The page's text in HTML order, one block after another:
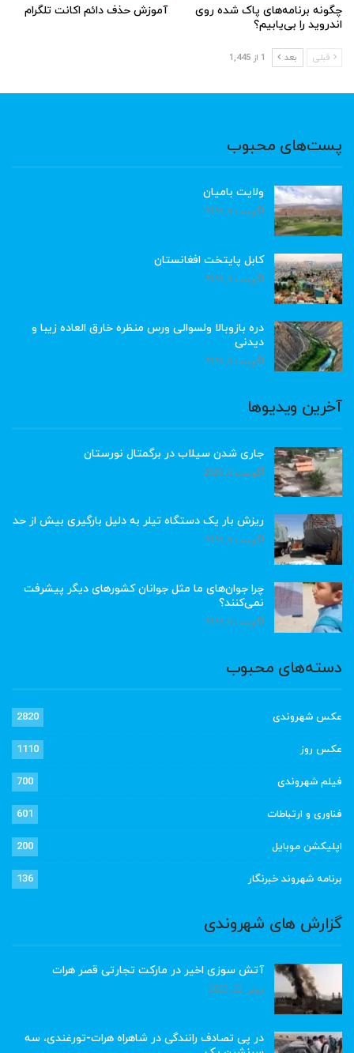
چگونه برنامه‌های پاک شده روی
اندروید را بی‌یابیم؟
آموزش حذف دائم اکانت تلگرام
قبلی بعد 1 از 1,445
پست‌های محبوب
ولایت بامیان
آگوست 6, 2026
کابل پایتخت افغانستان
آگوست 6, 2026
دره بازوبالا ولسوالی ورس منظره خارق العاده زیبا و
دیدنی
آگوست 6, 2026
آخرین ویدیوها
جاری شدن سیلاب در برگمتال نورستان
آگوست 6, 2026
ریزش بار یک دستگاه تیلر به دلیل بارگیری بیش از حد
آگوست 6, 2026
چرا جوان‌های ما مثل جوانان کشورهای دیگر پیشرفت
نمی‌کنند؟
آگوست 6, 2026
دسته‌های محبوب
عکس شهروندی 2820
عکس روز 1110
فیلم شهروندی 700
فناوری و ارتباطات 601
اپلیکشن موبایل 200
برنامه شهروند خبرنگار 136
گزارش های شهروندی
آتش سوزی اخیر در مارکت تجارتی قصر هرات
ژوئن 22, 2023
در پی تصادف رانندگی در شاهراه هرات-تورغندی، سه